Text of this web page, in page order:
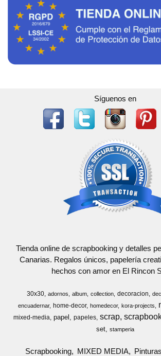
Síguenos en
Tienda online de scrapbooking y detalles
Canarias. Regalos únicos, papelería
hechos con amor en El Rincon
30x30 adornos album collection decoracion
encuadernar
home-decor homedecor kora-projects
mixed-media papel papeles scrap
set stamperia
Scrapbooking MIXED MEDIA